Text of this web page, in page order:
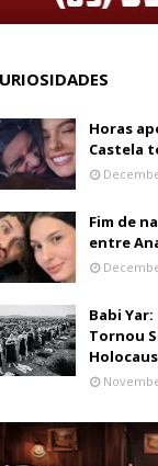
Horas
Castela
Fim de
entre
Babi
Tornou